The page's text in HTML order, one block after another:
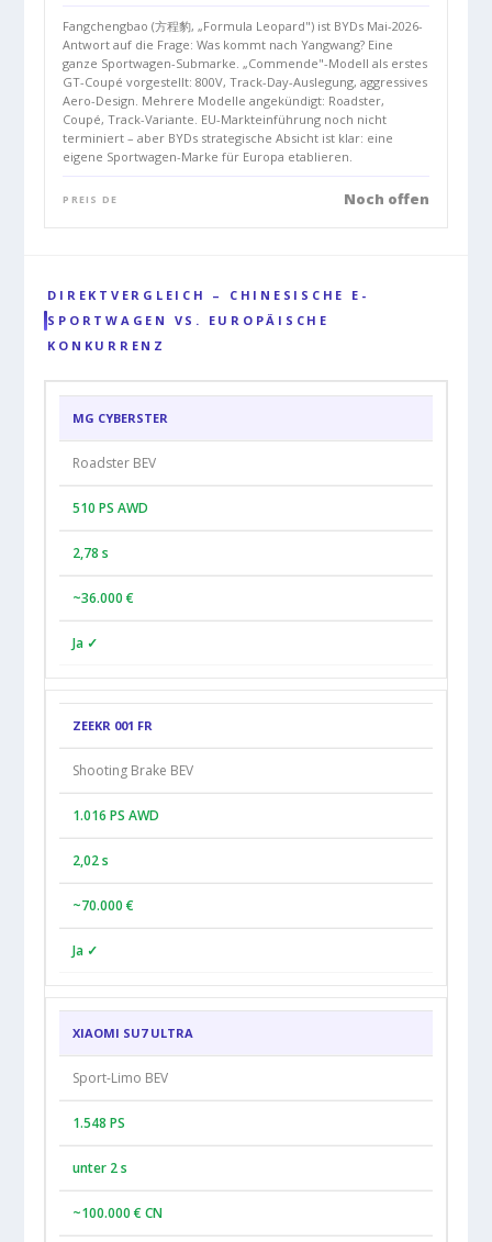
Fangchengbao (方程豹, „Formula Leopard") ist BYDs Mai-2026-
Antwort auf die Frage: Was kommt nach Yangwang? Eine
ganze Sportwagen-Submarke. „Commende"-Modell als erstes
GT-Coupé vorgestellt: 800V, Track-Day-Auslegung, aggressives
Aero-Design. Mehrere Modelle angekündigt: Roadster,
Coupé, Track-Variante. EU-Markteinführung noch nicht
terminiert – aber BYDs strategische Absicht ist klar: eine
eigene Sportwagen-Marke für Europa etablieren.
PREIS DE Noch offen
DIREKTVERGLEICH – CHINESISCHE E-
SPORTWAGEN VS. EUROPÄISCHE
KONKURRENZ
MG CYBERSTER
Roadster BEV
510 PS AWD
2,78 s
~36.000 €
Ja ✓
ZEEKR 001 FR
Shooting Brake BEV
1.016 PS AWD
2,02 s
~70.000 €
Ja ✓
XIAOMI SU7 ULTRA
Sport-Limo BEV
1.548 PS
unter 2 s
~100.000 € CN